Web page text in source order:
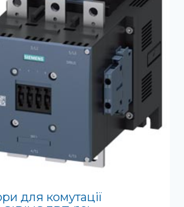
для комутації